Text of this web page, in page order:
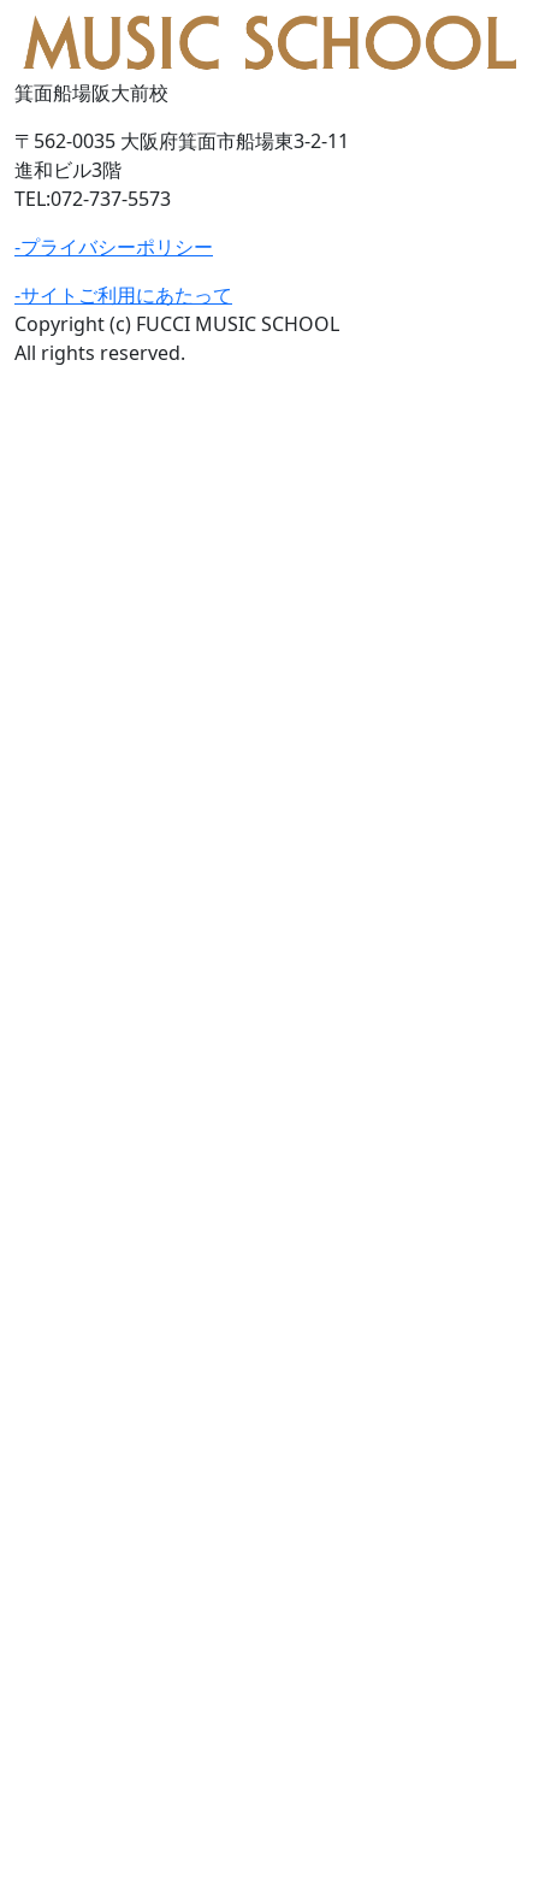
箕面船場阪大前校
〒562-0035 大阪府箕面市船場東3-2-11
進和ビル3階
TEL:072-737-5573
-プライバシーポリシー
-サイトご利用にあたって
Copyright (c) FUCCI MUSIC SCHOOL
All rights reserved.